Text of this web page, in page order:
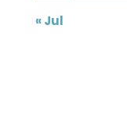
« Jul